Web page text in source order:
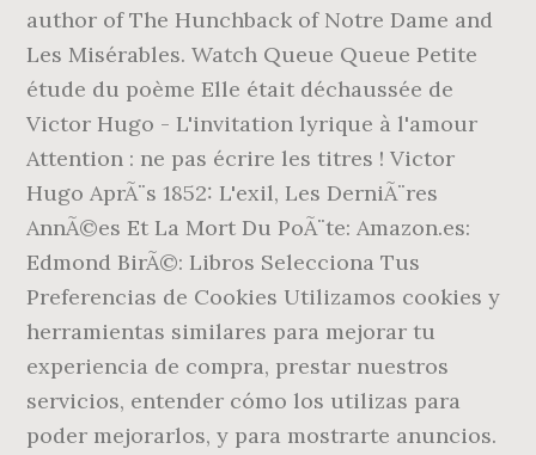
author of The Hunchback of Notre Dame and
Les Misérables. Watch Queue Queue Petite
étude du poème Elle était déchaussée de
Victor Hugo - L'invitation lyrique à l'amour
Attention : ne pas écrire les titres ! Victor
Hugo AprÃ¨s 1852: L'exil, Les DerniÃ¨res
AnnÃ©es Et La Mort Du PoÃ¨te: Amazon.es:
Edmond BirÃ©: Libros Selecciona Tus
Preferencias de Cookies Utilizamos cookies y
herramientas similares para mejorar tu
experiencia de compra, prestar nuestros
servicios, entender cómo los utilizas para
poder mejorarlos, y para mostrarte anuncios.